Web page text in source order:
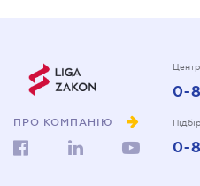
ПРО КОМПАНІЮ
0-
0-